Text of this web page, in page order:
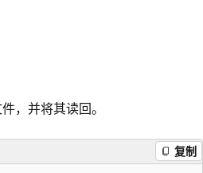
，并将其读回。
复制